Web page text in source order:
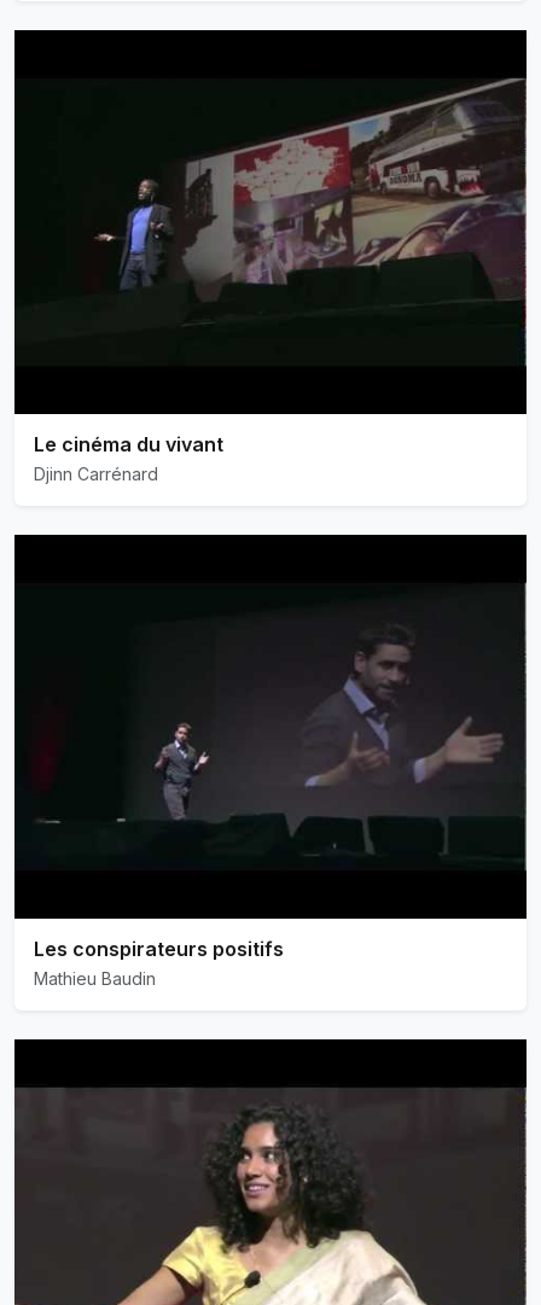
Le cinéma du vivant
Djinn Carrénard
Les conspirateurs positifs
Mathieu Baudin